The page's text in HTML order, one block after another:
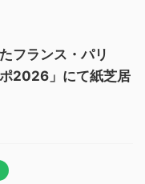
フランス・パリ
ポ2026」にて紙芝居